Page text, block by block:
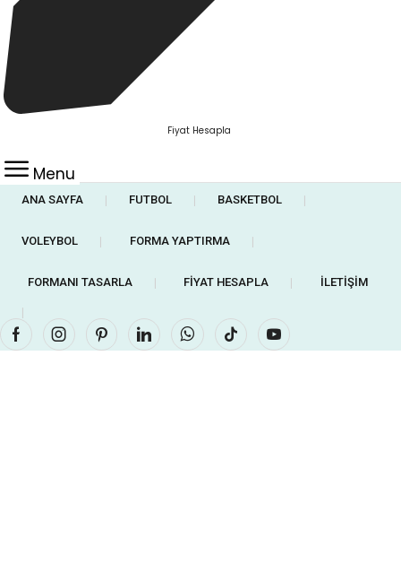
Fiyat Hesapla
Menu
ANA SAYFA ❘ FUTBOL ❘ BASKETBOL ❘
VOLEYBOL ❘ FORMA YAPTIRMA ❘
FORMANI TASARLA ❘ FIYAT HESAPLA ❘ İLETIŞIM
FacebookInstagramPinterestLinkedinWhatsapp
Tik-
Youtube